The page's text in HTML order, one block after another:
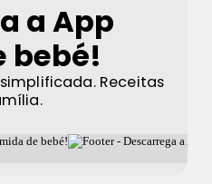
a App
bebé!
Receitas